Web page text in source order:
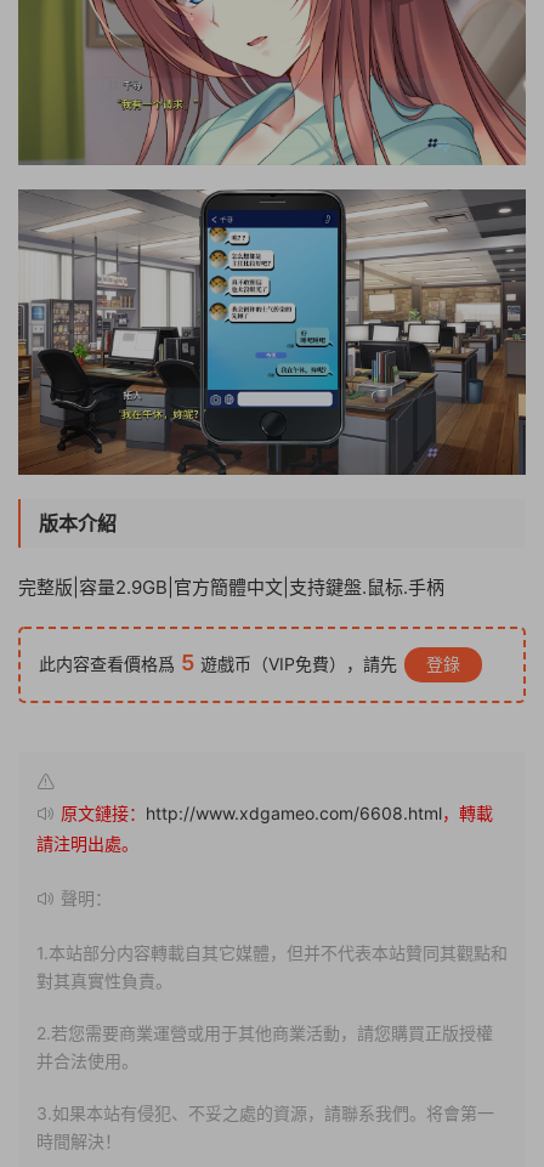
版本介紹
完整版|容量2.9GB|官方簡體中文|支持鍵盤.鼠标.手柄
此内容查看價格爲 5 遊戲币（VIP免費），請先 登錄
原文鏈接： http://www.xdgameo.com/6608.html，轉載
請注明出處。
聲明：
1.本站部分内容轉載自其它媒體，但并不代表本站贊同其觀點和
對其真實性負責。
2.若您需要商業運營或用于其他商業活動，請您購買正版授權
并合法使用。
3.如果本站有侵犯、不妥之處的資源，請聯系我們。将會第一
時間解決！